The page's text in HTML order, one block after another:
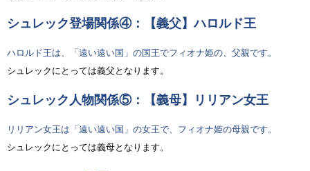
シュレック登場関係④：【義父】ハロルド王
ハロルド王は、「遠い遠い国」の国王でフィオナ姫の、父親です。
シュレックにとっては義父となります。
シュレック人物関係⑤：【義母】リリアン女王
リリアン女王は「遠い遠い国」の女王で、フィオナ姫の母親です。
シュレックにとっては義母となります。